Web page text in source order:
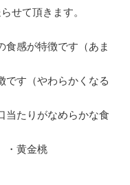
せて頂きます。
食感が特徴です（あま
です（やわらかくなる
当たりがなめらかな食
黄金桃